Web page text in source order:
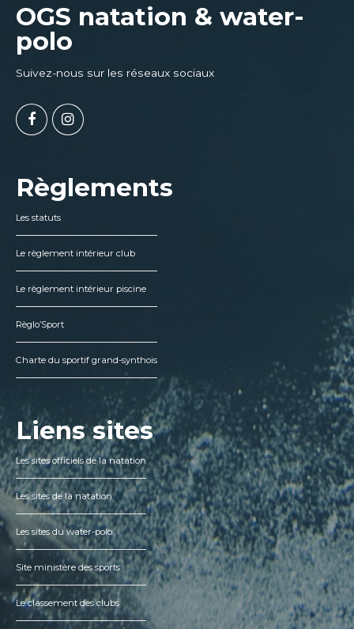
OGS natation & water-
polo
Suivez-nous sur les réseaux sociaux
Règlements
Les statuts
Le règlement intérieur club
Le règlement intérieur piscine
Règlo’Sport
Charte du sportif grand-synthois
Liens sites
Les sites officiels de la natation
Les sites de la natation
Les sites du water-polo
Site ministère des sports
Le classement des clubs